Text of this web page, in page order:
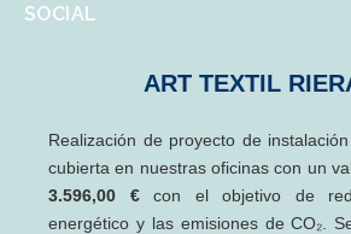
SOCIAL
ART TEXTIL
Realización de proyecto de
cubierta en nuestras oficinas con un
3.596,00 €con el objetivo de
energético y las emisiones de CO₂.